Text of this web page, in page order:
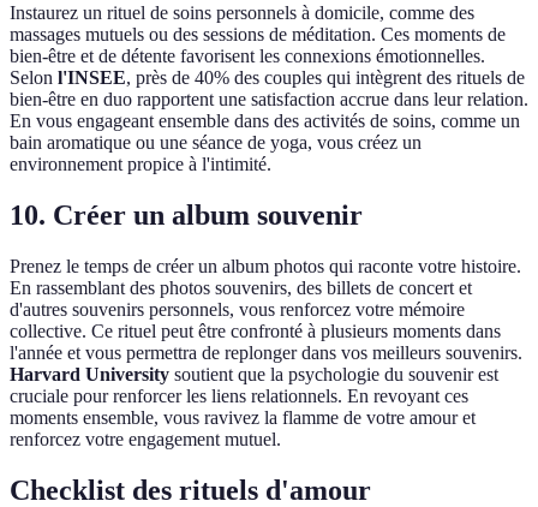
Instaurez un rituel de soins personnels à domicile, comme des
massages mutuels ou des sessions de méditation. Ces moments de
bien-être et de détente favorisent les connexions émotionnelles.
Selon l'INSEE, près de 40% des couples qui intègrent des rituels de
bien-être en duo rapportent une satisfaction accrue dans leur relation.
En vous engageant ensemble dans des activités de soins, comme un
bain aromatique ou une séance de yoga, vous créez un
environnement propice à l'intimité.
10. Créer un album souvenir
Prenez le temps de créer un album photos qui raconte votre histoire.
En rassemblant des photos souvenirs, des billets de concert et
d'autres souvenirs personnels, vous renforcez votre mémoire
collective. Ce rituel peut être confronté à plusieurs moments dans
l'année et vous permettra de replonger dans vos meilleurs souvenirs.
Harvard University soutient que la psychologie du souvenir est
cruciale pour renforcer les liens relationnels. En revoyant ces
moments ensemble, vous ravivez la flamme de votre amour et
renforcez votre engagement mutuel.
Checklist des rituels d'amour